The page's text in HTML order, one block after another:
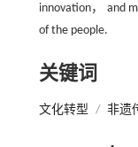
innovation， and
of the people.
关键词
文化转型 / 非遗